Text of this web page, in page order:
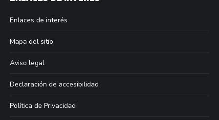
new
window
new
window
new
window
new
Enlaces de interés
Mapa del sitio
Aviso legal
Declaración de accesibilidad
Política de Privacidad